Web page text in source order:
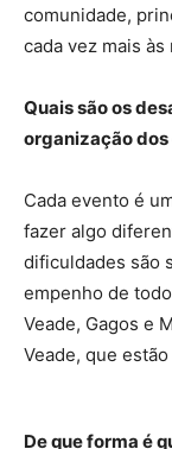
comunidade,
cada vez mais
Quais são os
organização
Cada evento é
fazer algo
dificuldades são
empenho de
Veade, Gagos e
Veade, que
De que forma é